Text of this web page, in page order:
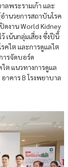
ลพระรามเก้า และ
ำนวยการสถาบันโรค
งาน World Kidney
เน้นกลุ่มเสี่ยง ซึ่งปีนี้
รคไต และการดูแลไต
ารจัดบอร์ด
ไต แนวทางการดูแล
าคาร B โรงพยาบาล